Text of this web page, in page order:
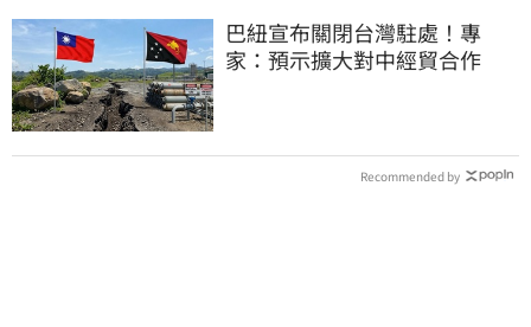
巴紐宣布關閉台灣駐處！專
家：預示擴大對中經貿合作
Recommended by